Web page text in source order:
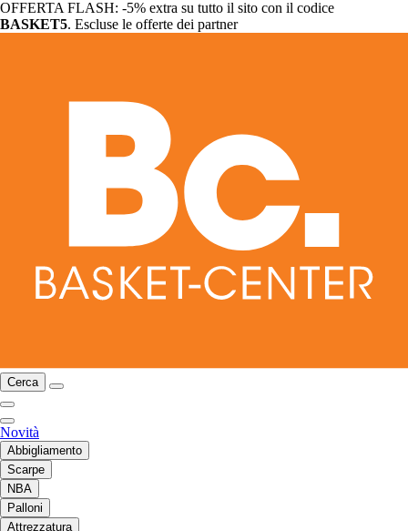
OFFERTA FLASH: -5% extra su tutto il sito con il codice
BASKET5. Escluse le offerte dei partner
Cerca
Novità
Abbigliamento
Scarpe
NBA
Palloni
Attrezzatura